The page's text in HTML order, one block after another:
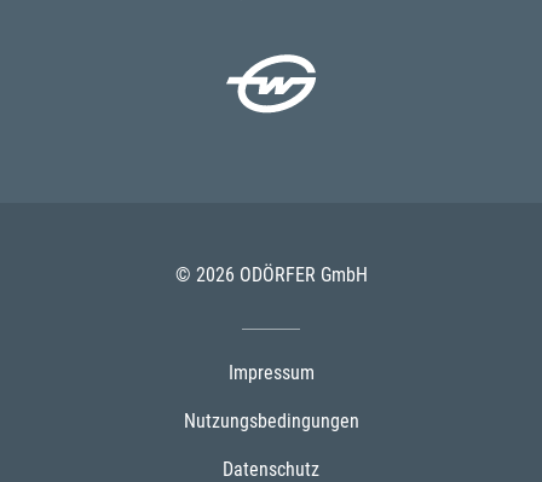
© 2026 ODÖRFER GmbH
Impressum
Nutzungsbedingungen
Datenschutz